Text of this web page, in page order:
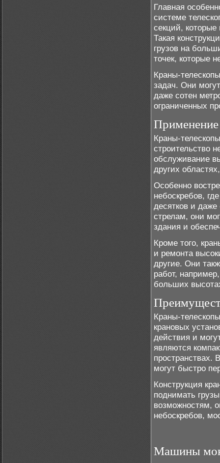
Главная
системе
секций,
Такая
грузов на
точек, которые
Краны-
задач. Они
даже сотен
ограниченных
Применение
Краны-
строительство
обслуживание
других
Особенно
небоскребов,
десятков и даже
стрелам, они
здания и
Кроме того,
и ремонта
другие. Они
работ,
больших
Краны-
крановых
действия и
являются
пространствах.
могут быстро
Конструкция
поднимать
возможностям,
небоскребов,
Машины